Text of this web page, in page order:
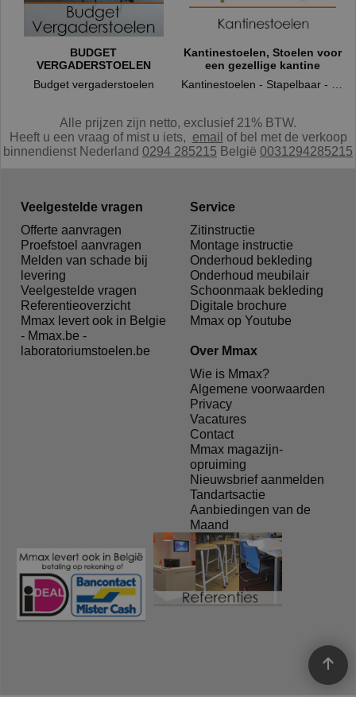
BUDGET
VERGADERSTOELEN
Budget vergaderstoelen
Kantinestoelen, Stoelen voor
een gezellige kantine
Alle prijzen zijn netto, exclusief 21% BTW.
Heeft u een vraag of mist u iets, email of bel met de verkoop
binnendienst Nederland 0294 285215 België 0031294285215
Veelgestelde vragen
Offerte aanvragen
Proefstoel aanvragen
Melden van schade bij
levering
Veelgestelde vragen
Referentieoverzicht
Mmax levert ook in Belgie
- Mmax.be -
laboratoriumstoelen.be
Service
Zitinstructie
Montage instructie
Onderhoud bekleding
Onderhoud meubilair
Schoonmaak bekleding
Digitale brochure
Mmax op Youtube
Over Mmax
Wie is Mmax?
Algemene voorwaarden
Privacy
Vacatures
Contact
Mmax magazijn-
opruiming
Nieuwsbrief aanmelden
Tandartsactie
Aanbiedingen van de
Maand